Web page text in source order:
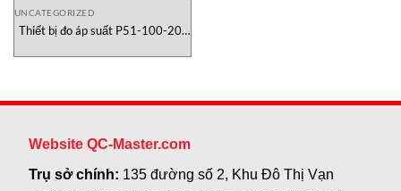
UNCATEGORIZED
Thiết bị đo áp suất P51-100-20-
Website QC-Master.com
Trụ sở chính: 135 đường số 2, Khu Đô Thị Vạn